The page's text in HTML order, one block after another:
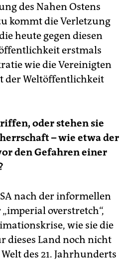
des Nahen Ostens
kommt die Verletzung
heute gegen diesen
erstmals
wie die Vereinigten
der Weltöffentlichkeit
oder stehen sie
– wie etwa der
den Gefahren einer
nach der informellen
overstretch“,
wie sie die
dieses Land noch nicht
des 21. Jahrhunderts